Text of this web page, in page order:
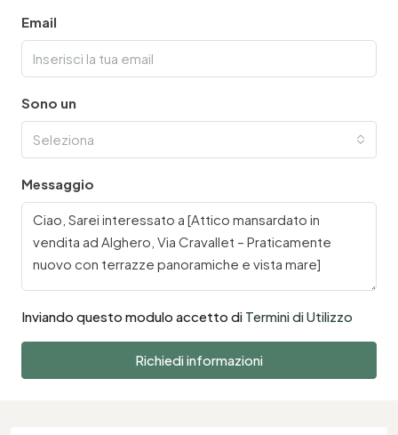
Email
Sono un
Seleziona
Messaggio
Inviando questo modulo accetto di Termini di Utilizzo
Richiedi informazioni